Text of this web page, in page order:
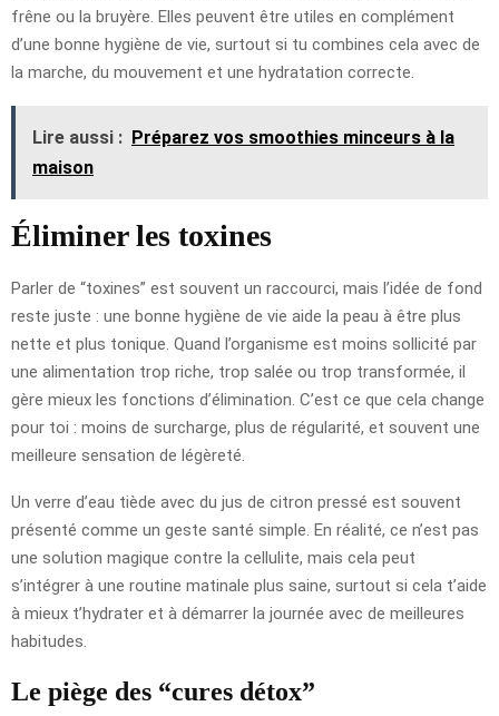
frêne ou la bruyère. Elles peuvent être utiles en complément
d’une bonne hygiène de vie, surtout si tu combines cela avec de
la marche, du mouvement et une hydratation correcte.
Lire aussi : Préparez vos smoothies minceurs à la
maison
Éliminer les toxines
Parler de “toxines” est souvent un raccourci, mais l’idée de fond
reste juste : une bonne hygiène de vie aide la peau à être plus
nette et plus tonique. Quand l’organisme est moins sollicité par
une alimentation trop riche, trop salée ou trop transformée, il
gère mieux les fonctions d’élimination. C’est ce que cela change
pour toi : moins de surcharge, plus de régularité, et souvent une
meilleure sensation de légèreté.
Un verre d’eau tiède avec du jus de citron pressé est souvent
présenté comme un geste santé simple. En réalité, ce n’est pas
une solution magique contre la cellulite, mais cela peut
s’intégrer à une routine matinale plus saine, surtout si cela t’aide
à mieux t’hydrater et à démarrer la journée avec de meilleures
habitudes.
Le piège des “cures détox”